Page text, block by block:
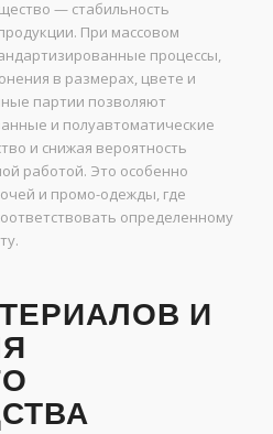
— стабильность
При массовом
процессы,
в размерах, цвете и
партии позволяют
и полуавтоматические
и снижая вероятность
работой. Это особенно
и промо-одежды, где
определенному
И